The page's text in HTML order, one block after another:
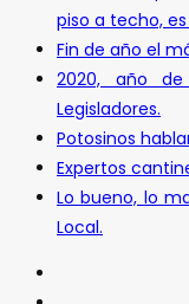
piso a techo,
Fin de año el
2020, año
Legisladores.
Potosinos
Expertos
Lo bueno, lo
Local.